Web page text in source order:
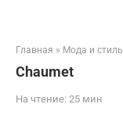
Главная » Мода и стиль
Chaumet
На чтение: 25 мин